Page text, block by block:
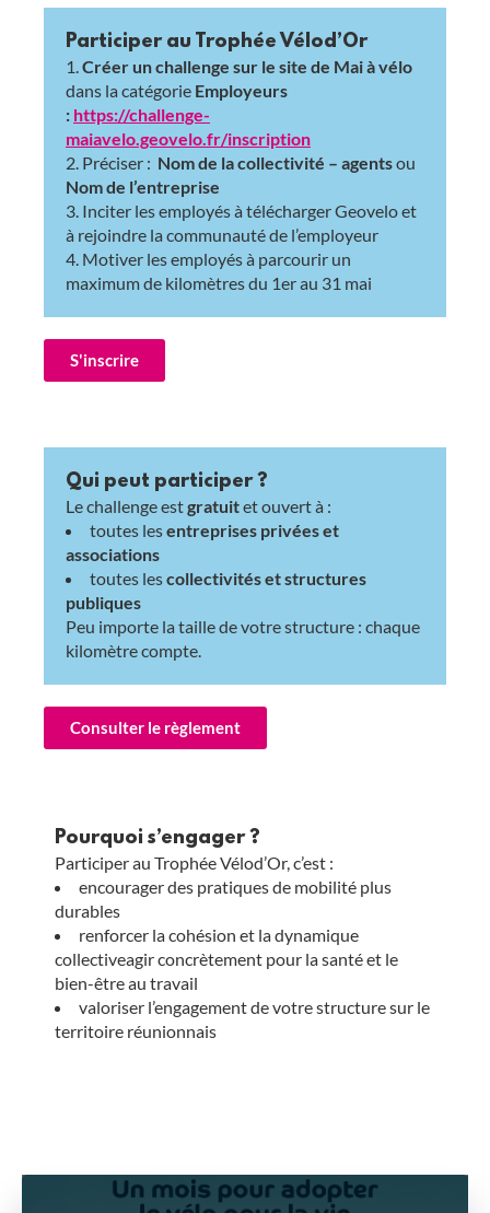
Participer au Trophée Vélod’Or
Créer un challenge sur le site de Mai à vélo
dans la catégorie Employeurs
: https://challenge-
maiavelo.geovelo.fr/inscription
Préciser : Nom de la collectivité – agentsou
Nom de l’entreprise
Inciter les employés à télécharger Geovelo et
à rejoindre la communauté de l’employeur
Motiver les employés à parcourir un
maximum de kilomètres du 1er au 31 mai
S'inscrire
Qui peut participer ?
Le challenge estgratuitet ouvert à :
toutes lesentreprises privées et
associations
toutes lescollectivités et structures
publiques
Peu importe la taille de votre structure : chaque
kilomètre compte.
Consulter le règlement
Pourquoi s’engager ?
Participer au Trophée Vélod’Or, c’est :
encourager des pratiques de mobilité plus
durables
renforcer la cohésion et la dynamique
collectiveagir concrètement pour la santé et le
bien-être au travail
valoriser l’engagement de votre structure sur le
territoire réunionnais